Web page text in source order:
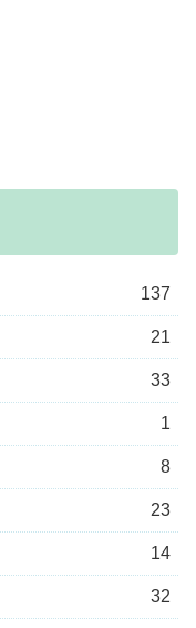
137
21
33
1
8
23
14
32